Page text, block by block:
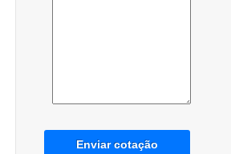
Enviar cotação